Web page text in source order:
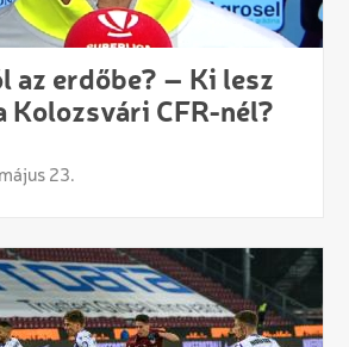
az erdőbe? – Ki lesz
Kolozsvári CFR-nél?
23.